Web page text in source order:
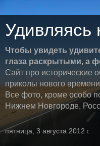
Удивляясь
Чтобы увидеть
глаза раскрытыми, а
Сайт про исторические
приколы нового времени
Все фото, кроме особо
Нижнем Новгороде,
пятница, 3 августа 2012 г.